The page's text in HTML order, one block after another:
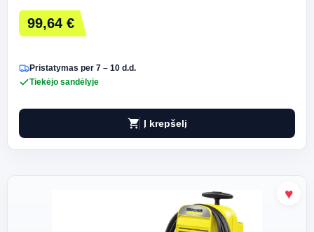
99,64 €
Pristatymas per 7 – 10 d.d.
Tiekėjo sandėlyje
shopping_cart Į krepšelį